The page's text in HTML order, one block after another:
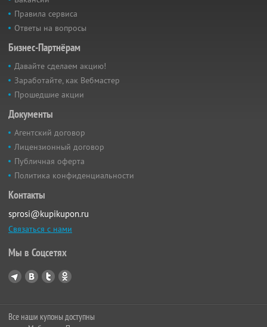
Правила сервиса
Ответы на вопросы
Бизнес-Партнёрам
Давайте сделаем акцию!
Заработайте, как Вебмастер
Прошедшие акции
Документы
Агентский договор
Лицензионный договор
Публичная оферта
Политика конфиденциальности
Контакты
sprosi@kupikupon.ru
Связаться с нами
Мы в Соцсетях
Все наши купоны доступны